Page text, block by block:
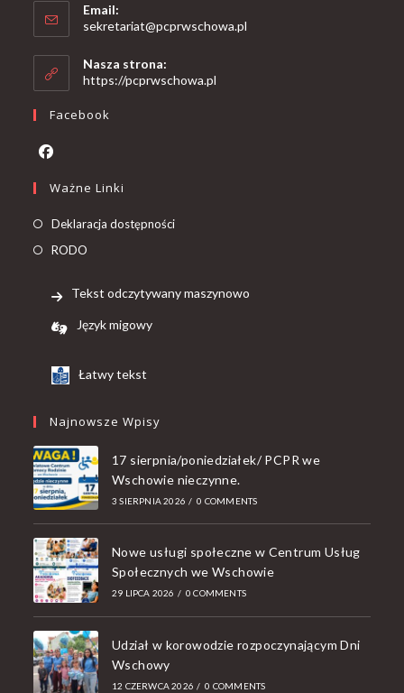
Email:
sekretariat@pcprwschowa.pl
Nasza strona:
https://pcprwschowa.pl
Facebook
Ważne Linki
Deklaracja dostępności
RODO
Tekst odczytywany maszynowo
Język migowy
Łatwy tekst
Najnowsze Wpisy
17 sierpnia/poniedziałek/ PCPR we
Wschowie nieczynne.
3 SIERPNIA 2026 / 0 COMMENTS
Nowe usługi społeczne w Centrum Usług
Społecznych we Wschowie
29 LIPCA 2026 / 0 COMMENTS
Udział w korowodzie rozpoczynającym Dni
Wschowy
12 CZERWCA 2026 / 0 COMMENTS